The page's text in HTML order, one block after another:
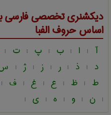
دیکشنری تخصصی فارسی
اساس حروف الفبا
آ | ا | ب | پ | ت |
د | ذ | ر | ز | ژ |
ط | ظ | ع | غ | ف |
| ن | و | ه | ی |